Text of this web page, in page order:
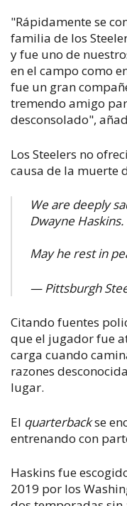
"Rápidamente se
familia de los
y fue uno de
en el campo como
fue un gran
tremendo amigo
desconsolado",
Los Steelers no
causa de la muerte
We are deeply
Dwayne Haskins.
May he rest in
— Pittsburgh
Citando fuentes
que el jugador fue
carga cuando
razones
lugar.
El quarterbackse
entrenando con
Haskins fue
2019 por los